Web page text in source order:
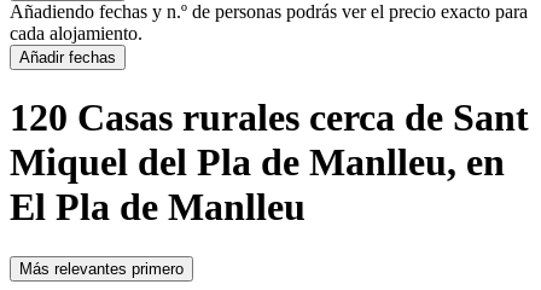
Añadiendo fechas y n.º de personas podrás ver el precio exacto para
cada alojamiento.
Añadir fechas
120 Casas rurales cerca de Sant
Miquel del Pla de Manlleu, en
El Pla de Manlleu
Más relevantes primero